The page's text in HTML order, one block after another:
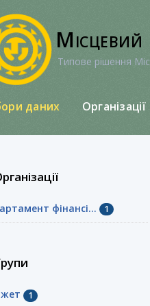
Місцевий
Типове рішення
даних Організації
фінансі... 1
1